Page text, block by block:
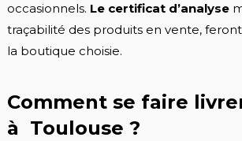
occasionnels. Le certificat d’analyse
traçabilité des produits en vente,
la boutique choisie.
Comment se faire
à Toulouse ?